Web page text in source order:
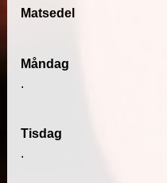
Matsedel
Måndag
.
Tisdag
.